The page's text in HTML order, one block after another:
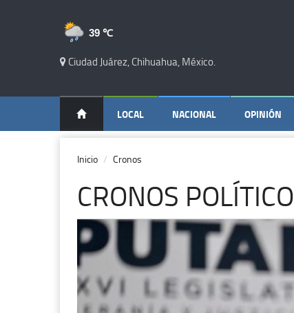
39 ℃
Ciudad Juárez, Chihuahua, México.
LOCAL NACIONAL OPINIÓN
Inicio Cronos
CRONOS POLÍTICO